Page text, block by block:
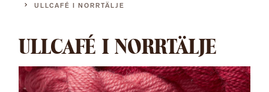
ULLCAFÉ I NORRTÄLJE
ULLCAFÉ I NORRTÄLJE